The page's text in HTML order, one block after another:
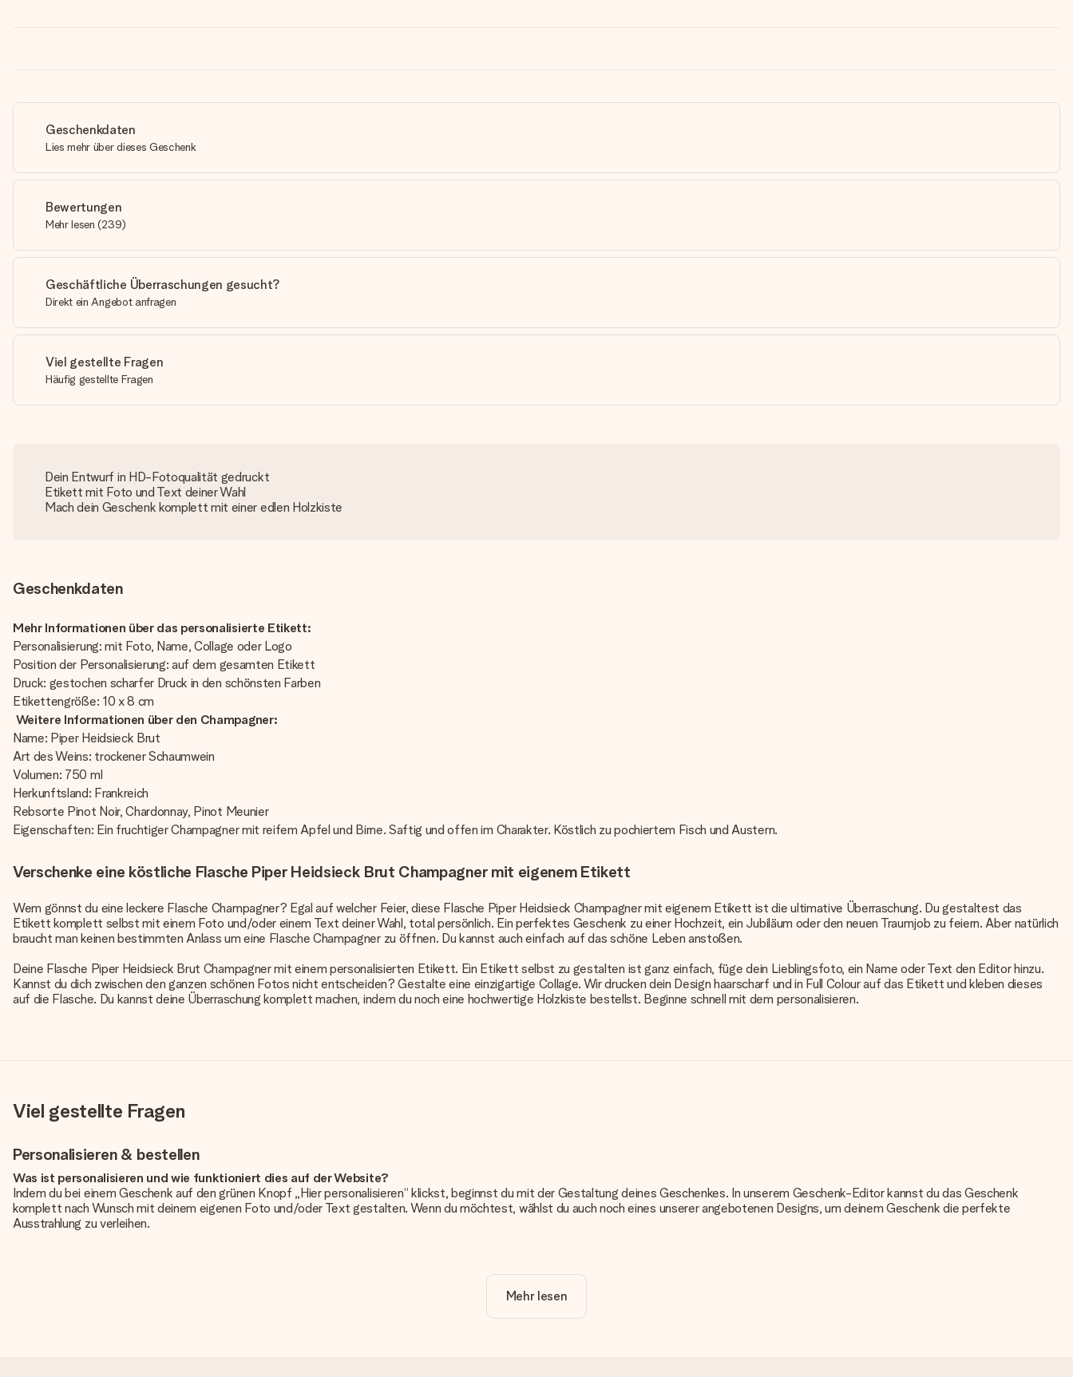
Geschenkdaten
Lies mehr über dieses Geschenk
Bewertungen
Mehr lesen (239)
Geschäftliche Überraschungen gesucht?
Direkt ein Angebot anfragen
Viel gestellte Fragen
Häufig gestellte Fragen
Dein Entwurf in HD-Fotoqualität gedruckt
Etikett mit Foto und Text deiner Wahl
Mach dein Geschenk komplett mit einer edlen Holzkiste
Geschenkdaten
Mehr Informationen über das personalisierte Etikett:
Personalisierung: mit Foto, Name, Collage oder Logo
Position der Personalisierung: auf dem gesamten Etikett
Druck: gestochen scharfer Druck in den schönsten Farben
Etikettengröße: 10 x 8 cm
Weitere Informationen über den Champagner:
Name: Piper Heidsieck Brut
Art des Weins: trockener Schaumwein
Volumen: 750 ml
Herkunftsland: Frankreich
Rebsorte Pinot Noir, Chardonnay, Pinot Meunier
Eigenschaften: Ein fruchtiger Champagner mit reifem Apfel und Birne. Saftig und offen im Charakter. Köstlich zu pochiertem Fisch und Austern.
Verschenke eine köstliche Flasche Piper Heidsieck Brut Champagner mit eigenem Etikett
Wem gönnst du eine leckere Flasche Champagner? Egal auf welcher Feier, diese Flasche Piper Heidsieck Champagner mit eigenem Etikett ist die ultimative Überraschung. Du gestaltest das
Etikett komplett selbst mit einem Foto und/oder einem Text deiner Wahl, total persönlich. Ein perfektes Geschenk zu einer Hochzeit, ein Jubiläum oder den neuen Traumjob zu feiern. Aber natürlich
braucht man keinen bestimmten Anlass um eine Flasche Champagner zu öffnen. Du kannst auch einfach auf das schöne Leben anstoßen.
Deine Flasche Piper Heidsieck Brut Champagner mit einem personalisierten Etikett. Ein Etikett selbst zu gestalten ist ganz einfach, füge dein Lieblingsfoto, ein Name oder Text den Editor hinzu.
Kannst du dich zwischen den ganzen schönen Fotos nicht entscheiden? Gestalte eine einzigartige Collage. Wir drucken dein Design haarscharf und in Full Colour auf das Etikett und kleben dieses
auf die Flasche. Du kannst deine Überraschung komplett machen, indem du noch eine hochwertige Holzkiste bestellst. Beginne schnell mit dem personalisieren.
Viel gestellte Fragen
Personalisieren & bestellen
Was ist personalisieren und wie funktioniert dies auf der Website?
Indem du bei einem Geschenk auf den grünen Knopf „Hier personalisieren“ klickst, beginnst du mit der Gestaltung deines Geschenkes. In unserem Geschenk-Editor kannst du das Geschenk
komplett nach Wunsch mit deinem eigenen Foto und/oder Text gestalten. Wenn du möchtest, wählst du auch noch eines unserer angebotenen Designs, um deinem Geschenk die perfekte
Ausstrahlung zu verleihen.
Wir möchten sicherstellen, dass du mit deinem Geschenk rundum zufrieden bist. Deshalb ist es wichtig, qualitativ hochwertige Fotos zu verwenden. Wenn du dir nicht sicher bist, ob dein Bild die
Mehr lesen